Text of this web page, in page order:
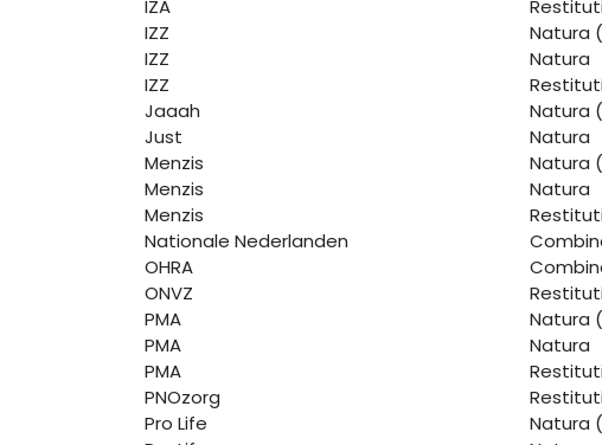
IZA
IZZ
Natura
IZZ
Natura
IZZ
Jaaah
Natura
Just
Natura
Menzis
Natura
Menzis
Natura
Menzis
Nationale Nederlanden
OHRA
ONVZ
PMA
Natura
PMA
Natura
PMA
PNOzorg
Pro Life
Natura